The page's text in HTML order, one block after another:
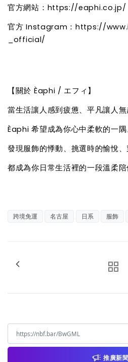
官方網站：https://eaphi.co.jp/
官方 Instagram：https://
_official/
【關於 Èaphi / エフィ】
當生活讓人感到疲憊、平凡讓人
Èaphi 希望成為你心中柔軟的一隅
發現服飾的悸動、挑選時的愉悅、
都成為你日常生活裡的一段溫柔陪
跨境免運 名古屋 日系 服飾
推廣新